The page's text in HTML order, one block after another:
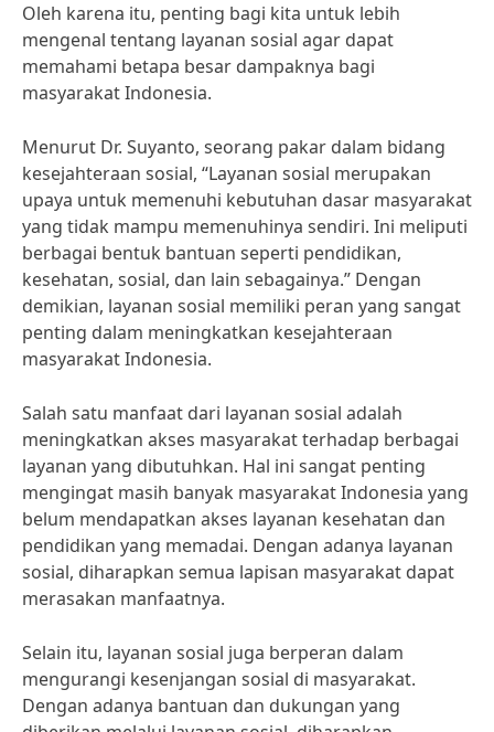
Oleh karena itu, penting bagi kita untuk lebih
mengenal tentang layanan sosial agar dapat
memahami betapa besar dampaknya bagi
masyarakat Indonesia.
Menurut Dr. Suyanto, seorang pakar dalam bidang
kesejahteraan sosial, “Layanan sosial merupakan
upaya untuk memenuhi kebutuhan dasar masyarakat
yang tidak mampu memenuhinya sendiri. Ini meliputi
berbagai bentuk bantuan seperti pendidikan,
kesehatan, sosial, dan lain sebagainya.” Dengan
demikian, layanan sosial memiliki peran yang sangat
penting dalam meningkatkan kesejahteraan
masyarakat Indonesia.
Salah satu manfaat dari layanan sosial adalah
meningkatkan akses masyarakat terhadap berbagai
layanan yang dibutuhkan. Hal ini sangat penting
mengingat masih banyak masyarakat Indonesia yang
belum mendapatkan akses layanan kesehatan dan
pendidikan yang memadai. Dengan adanya layanan
sosial, diharapkan semua lapisan masyarakat dapat
merasakan manfaatnya.
Selain itu, layanan sosial juga berperan dalam
mengurangi kesenjangan sosial di masyarakat.
Dengan adanya bantuan dan dukungan yang